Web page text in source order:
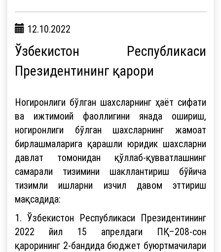
12.10.2022
Ўзбекистон Республикаси
Президентининг қарори
Ногиронлиги бўлган шахсларнинг ҳаёт сифати
ва ижтимоий фаоллигини янада ошириш,
ногиронлиги бўлган шахсларнинг жамоат
бирлашмаларига қарашли юридик шахсларни
давлат томонидан қўллаб-қувватлашнинг
самарали тизимини шакллантириш бўйича
тизимли ишларни изчил давом эттириш
мақсадида:
1. Ўзбекистон Республикаси Президентининг
2022 йил 15 апрелдаги ПҚ–208-сон
қарорининг 2-бандида бюджет буюртмачилари